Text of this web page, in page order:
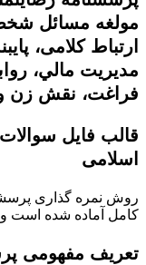
مولغه مسائل
ارتباط كلامی،
مديريت مالي،
فراغت، نقش زن
قالب فایل
اسلامی
روش نمره گذاری
کامل آماده شده است
تعریف مفهومی